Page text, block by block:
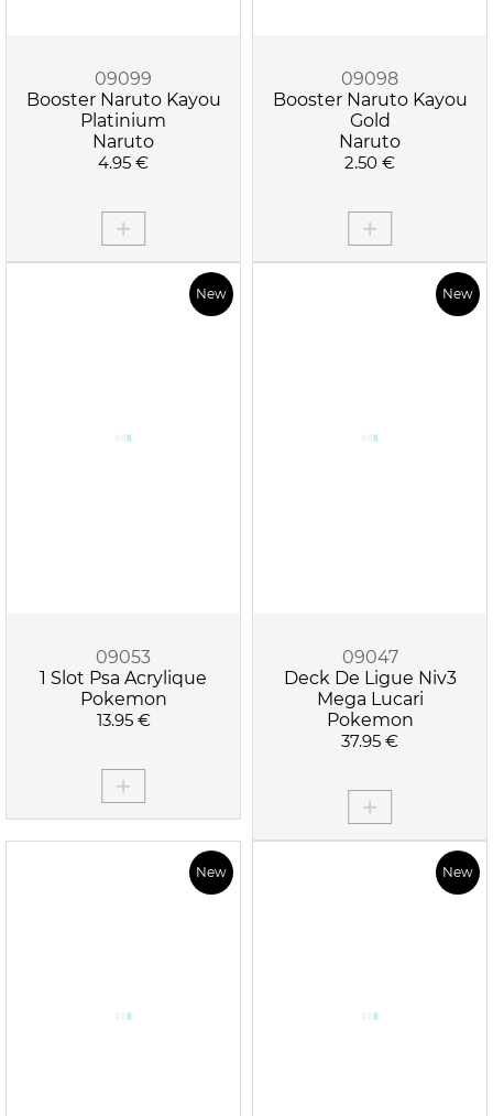
09099
Booster Naruto Kayou
Platinium
Naruto
4.95 €
09098
Booster Naruto Kayou
Gold
Naruto
2.50 €
New
09053
1 Slot Psa Acrylique
Pokemon
13.95 €
New
09047
Deck De Ligue Niv3
Mega Lucari
Pokemon
37.95 €
New New